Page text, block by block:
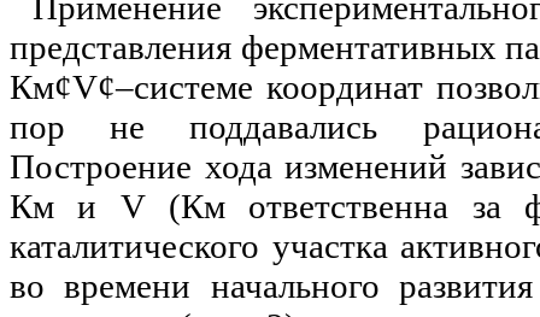
представления ферментативных
Км¢V¢–системе координат
пор не поддавались
Построение хода изменений
Км и V(Км ответственна за
каталитического участка
во времени начального